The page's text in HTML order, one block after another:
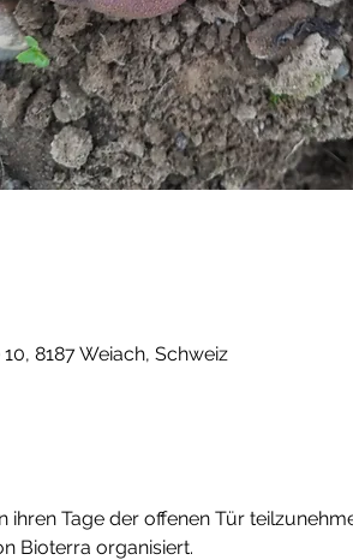
8187 Weiach, Schweiz
ihren Tage der offenen Tür
Bioterra organisiert.